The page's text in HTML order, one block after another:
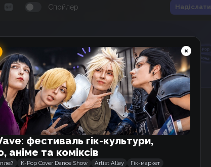
Спойлер Надіслати
фестиваль гік-
аніме та
днів14:17:17
фестиваль гік-культури,
аніме та коміксів
K-Pop Cover Dance Show Artist Alley
Гік-маркет